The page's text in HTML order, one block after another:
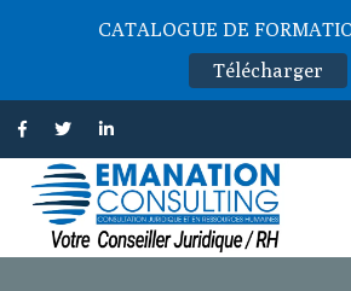
CATALOGUE DE
Télécharger